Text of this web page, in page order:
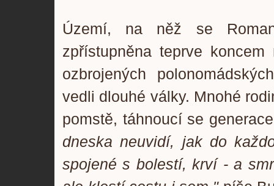
Území, na něž se
zpřístupněna teprve
ozbrojených
vedli dlouhé války. Mnohé
pomstě, táhnoucí se
dneska neuvidí, jak do
spojené s bolestí, krví - a